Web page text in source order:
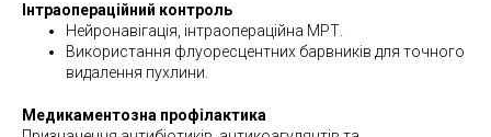
Інтраопераційний контроль
Нейронавігація, інтраопераційна МРТ.
Використання флуоресцентних барвників для точного
видалення пухлини.
Медикаментозна профілактика